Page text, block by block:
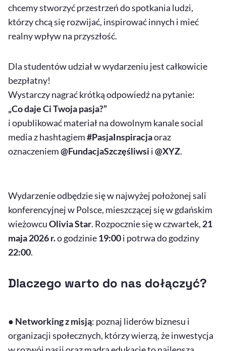
chcemy stworzyć przestrzeń do spotkania ludzi,
którzy chcą się rozwijać, inspirować innych i mieć
realny wpływ na przyszłość.
Dla studentów udział w wydarzeniu jest całkowicie
bezpłatny!
Wystarczy nagrać krótką odpowiedź na pytanie:
„Co daje Ci Twoja pasja?”
i opublikować materiał na dowolnym kanale social
media z hashtagiem#PasjaInspiracjaoraz
oznaczeniem@FundacjaSzczęśliwsi i@XYZ.
Wydarzenie odbędzie się w najwyżej położonej sali
konferencyjnej w Polsce, mieszczącej się w gdańskim
wieżowcuOlivia Star. Rozpocznie się w czwartek, 21
maja 2026 r.o godzinie19:00i potrwa do godziny
22:00.
Dlaczego warto do nas dołączyć?
● Networking z misją: poznaj liderów biznesu i
organizacji społecznych, którzy wierzą, że inwestycja